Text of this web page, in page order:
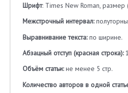
Шрифт: Times New Roman, размер
Межстрочный интервал:
Выравнивание текста:по ширине.
Абзацный отступ (красная строка):
Объём статьи:не менее 5 стр.
Количество авторов в одной